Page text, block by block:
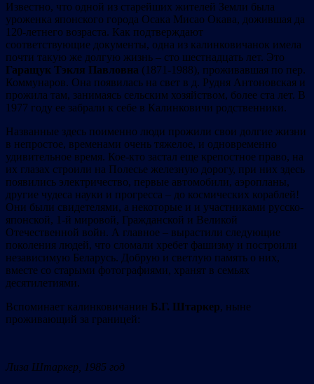
Известно, что одной из старейших жителей Земли была
уроженка японского города Осака Мисао Окава, дожившая да
120-летнего возраста. Как подтверждают
соответствующие документы, одна из калинковичанок имела
почти такую же долгую жизнь – сто шестнадцать лет. Это
Гаращук Тэкля Павловна (1871-1988), проживавшая по пер.
Коммунаров. Она появилась на свет в д. Рудня Антоновская и
прожила там, занимаясь сельским хозяйством, более ста лет. В
1977 году ее забрали к себе в Калинковичи родственники.
Названные здесь поименно люди прожили свои долгие жизни
в непростое, временами очень тяжелое, и одновременно
удивительное время. Кое-кто застал еще крепостное право, на
их глазах строили на Полесье железную дорогу, при них здесь
появились электричество, первые автомобили, аэропланы,
другие чудеса науки и прогресса – до космических кораблей!
Они были свидетелями, а некоторые и и участниками русско-
японской, 1-й мировой, Гражданской и Великой
Отечественной войн. А главное – вырастили следующие
поколения людей, что сломали хребет фашизму и построили
независимую Беларусь. Добрую и светлую память о них,
вместе со старыми фотографиями, хранят в семьях
десятилетиями.
Вспоминает калинковичанин Б.Г. Штаркер, ныне
проживающий за границей:
Лиза Штаркер, 1985 год